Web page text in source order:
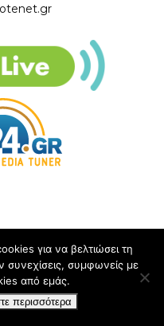
για να βελτιώσει τη
συνεχίσεις, συμφωνείς με
από εμάς.
περισσότερα